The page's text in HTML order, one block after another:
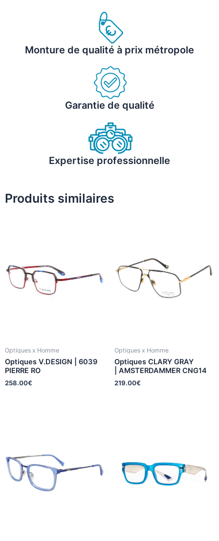
Monture de qualité à prix métropole
Garantie de qualité
Expertise professionnelle
Produits similaires
Optiques x Homme
Optiques V.DESIGN | 6039
PIERRE RO
258.00€
Optiques x Homme
Optiques CLARY GRAY
| AMSTERDAMMER CNG14
219.00€